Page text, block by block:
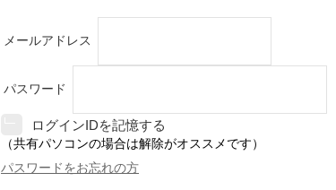
メールアドレス
パスワード
ログインIDを記憶する
（共有パソコンの場合は解除がオススメです）
パスワードをお忘れの方